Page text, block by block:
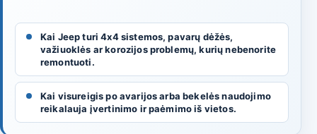
Kai Jeep turi 4x4 sistemos, pavarų dėžės,
važiuoklės ar korozijos problemų, kurių nebenorite
remontuoti.
Kai visureigis po avarijos arba bekelės naudojimo
reikalauja įvertinimo ir paėmimo iš vietos.